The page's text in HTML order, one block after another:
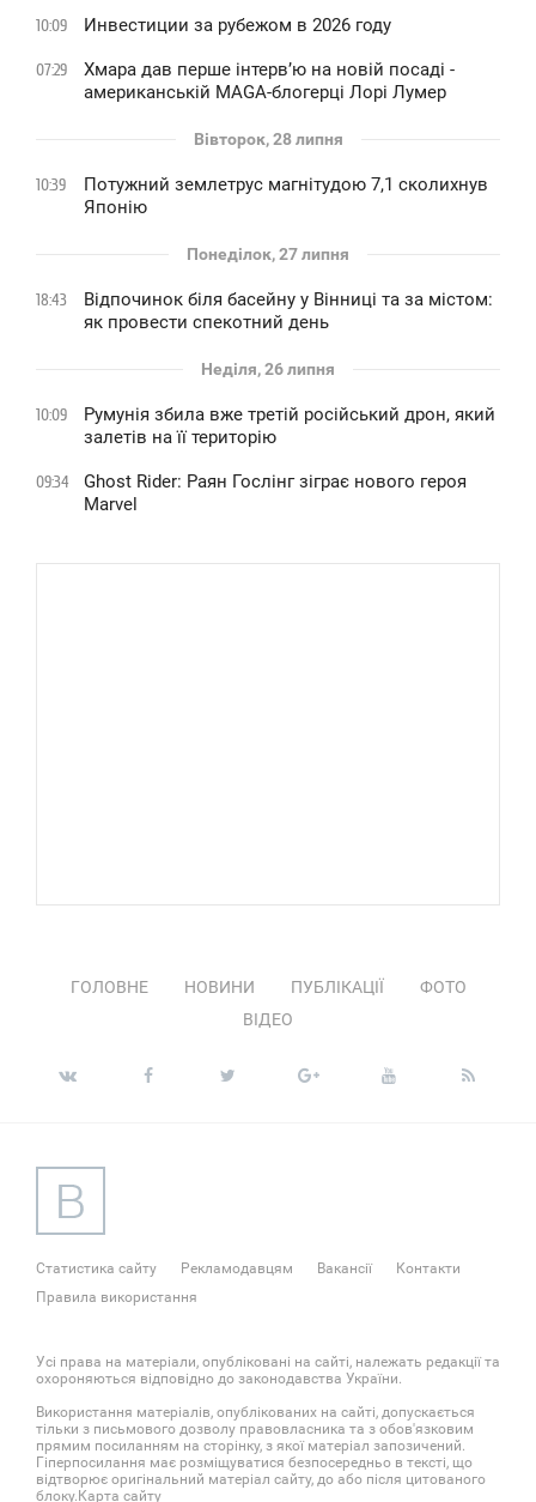
10:09 Инвестиции за рубежом в 2026 году
07:29
Хмара дав перше інтервʼю на новій посаді -
американській MAGA-блогерці Лорі Лумер
Вівторок, 28 липня
10:39
Потужний землетрус магнітудою 7,1 сколихнув
Японію
Понеділок, 27 липня
18:43
Відпочинок біля басейну у Вінниці та за містом:
як провести спекотний день
Неділя, 26 липня
10:09
Румунія збила вже третій російський дрон, який
залетів на її територію
09:34
Ghost Rider: Раян Гослінг зіграє нового героя
Marvel
ГОЛОВНЕ НОВИНИ ПУБЛІКАЦІЇ
ФОТО
ВІДЕО
Статистика сайту Рекламодавцям Вакансії
Контакти
Правила використання
Усі права на матеріали, опубліковані на сайті, належать редакції та
охороняються відповідно до законодавства України.
Використання матеріалів, опублікованих на сайті, допускається
тільки з письмового дозволу правовласника та з обов'язковим
прямим посиланням на сторінку, з якої матеріал запозичений.
Гіперпосилання має розміщуватися безпосередньо в тексті, що
відтворює оригінальний матеріал сайту, до або після цитованого
блоку. Карта сайту